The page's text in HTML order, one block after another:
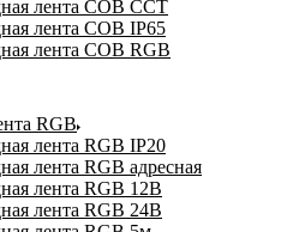
лента COB CCT
лента COB IP65
лента COB RGB
RGB
лента RGB IP20
лента RGB адресная
лента RGB 12В
лента RGB 24В